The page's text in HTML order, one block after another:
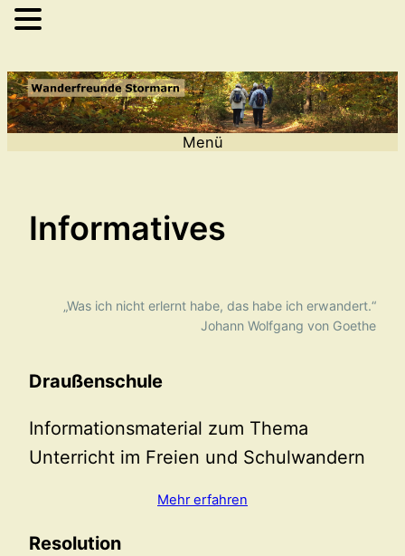
Inhalt
springen
Menü
Informatives
„Was ich nicht erlernt habe, das habe ich erwandert.“
Johann Wolfgang von Goethe
Draußenschule
Informationsmaterial zum Thema
Unterricht im Freien und Schulwandern
Mehr erfahren
Resolution